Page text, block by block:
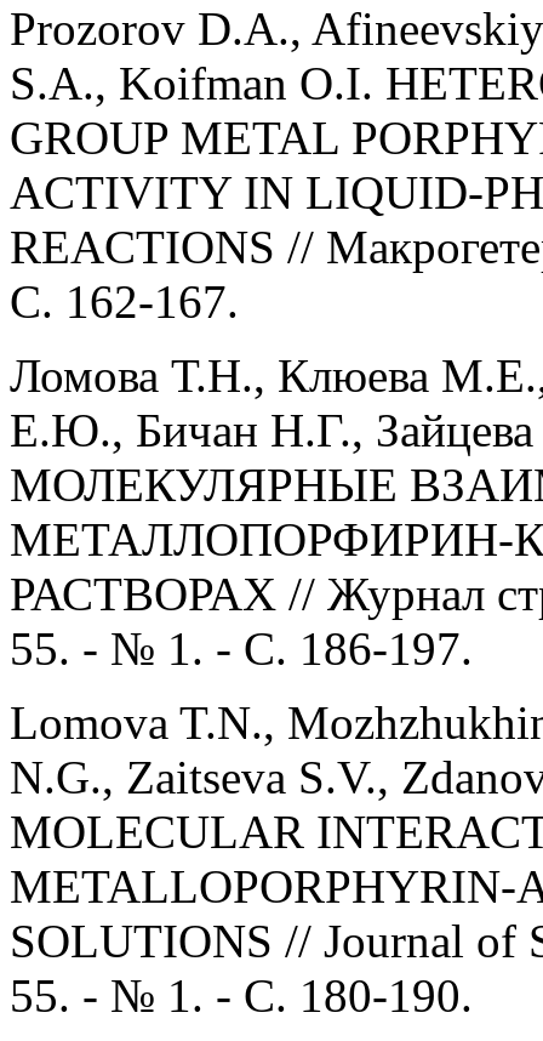
Prozorov D.A.,
S.A., Koifman O.I.
GROUP METAL
ACTIVITY IN LIQUID-
REACTIONS //
С. 162-167.
Ломова Т.Н., Клюева
Е.Ю., Бичан Н.Г.,
МОЛЕКУЛЯРНЫЕ
МЕТАЛЛОПОРФИРИН-
РАСТВОРАХ // Журнал
55. - № 1. - С. 186-197.
Lomova T.N.,
N.G., Zaitseva S.V.,
MOLECULAR
SOLUTIONS // Journal of
55. - № 1. - С. 180-190.